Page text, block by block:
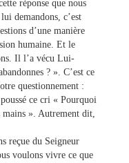
réponse que nous
demandons, c’est
d’une manière
humaine. Et le
Il l’a vécu Lui-
? ». C’est ce
questionnement :
ce cri « Pourquoi
mains ». Autrement dit,
reçue du Seigneur
voulons vivre ce que